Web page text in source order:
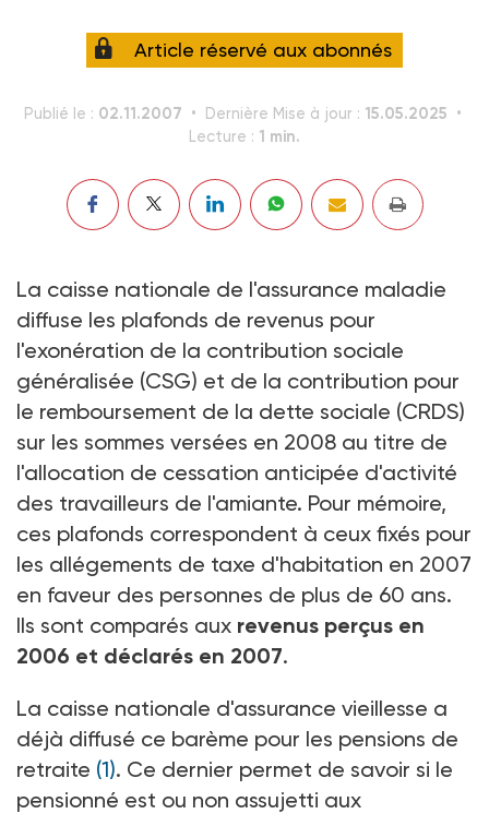
Article réservé aux abonnés
Publié le : 02.11.2007 Dernière Mise à jour : 15.05.2025
Lecture : 1 min.
La caisse nationale de l'assurance maladie
diffuse les plafonds de revenus pour
l'exonération de la contribution sociale
généralisée (CSG) et de la contribution pour
le remboursement de la dette sociale (CRDS)
sur les sommes versées en 2008 au titre de
l'allocation de cessation anticipée d'activité
des travailleurs de l'amiante. Pour mémoire,
ces plafonds correspondent à ceux fixés pour
les allégements de taxe d'habitation en 2007
en faveur des personnes de plus de 60 ans.
Ils sont comparés aux revenus perçus en
2006 et déclarés en 2007.
La caisse nationale d'assurance vieillesse a
déjà diffusé ce barème pour les pensions de
retraite (1). Ce dernier permet de savoir si le
pensionné est ou non assujetti aux